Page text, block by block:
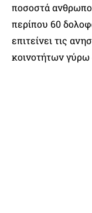
ποσοστά
περίπου 60
επιτείνει τις
κοινοτήτων γύρω